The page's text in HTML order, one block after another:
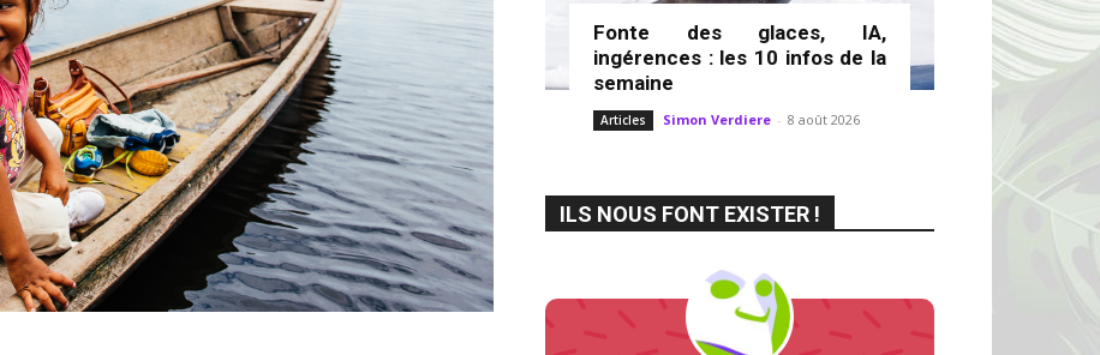
Fonte des glaces, IA,
ingérences : les 10 infos de la
semaine
Articles Simon Verdiere - 8 août 2026
ILS NOUS FONT EXISTER !